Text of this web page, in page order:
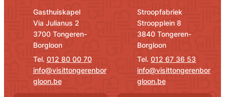
Gasthuiskapel
Via Julianus 2
,3700 Tongeren-
Borgloon
012 80 00 70
E-mail
info@visittongerenbor
gloon.be
Stroopfabriek
Stroopplein 8
,3840 Tongeren-
Borgloon
012 67 36 53
E-mail
info@visittongerenbor
gloon.be